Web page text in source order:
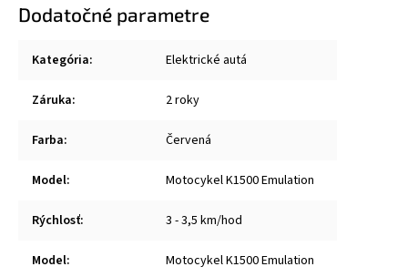
Dodatočné parametre
Kategória: Elektrické autá
Záruka: 2 roky
Farba: Červená
Model: Motocykel K1500 Emulation
Rýchlosť: 3 - 3,5 km/hod
Model: Motocykel K1500 Emulation